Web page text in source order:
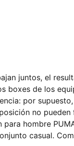
juntos, el
boxes de los
por
no
hombre
casual.